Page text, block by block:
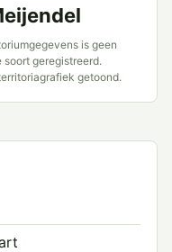
is geen
geregistreerd.
getoond.